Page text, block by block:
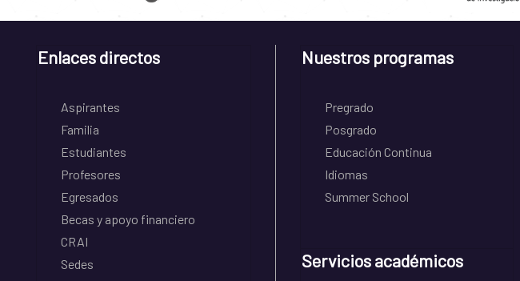
Enlaces directos
Aspirantes
Familia
Estudiantes
Profesores
Egresados
Becas y apoyo financiero
CRAI
Sedes
Nuestros programas
Pregrado
Posgrado
Educación Continua
Idiomas
Summer School
Servicios académicos